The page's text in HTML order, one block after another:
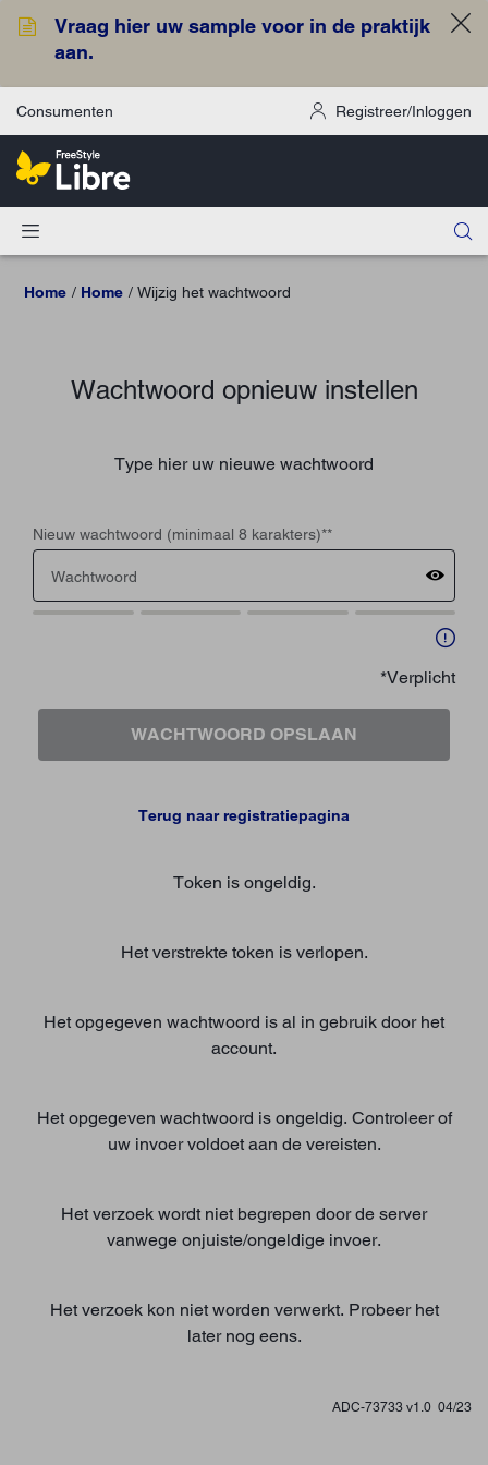
Vraag hier uw sample voor in de praktijk
aan.
Consumenten Registreer/Inloggen
Home Home Wijzig het wachtwoord
Wachtwoord opnieuw instellen
Type hier uw nieuwe wachtwoord
Nieuw wachtwoord (minimaal 8 karakters)**
*Verplicht
WACHTWOORD OPSLAAN
Terug naar registratiepagina
Token is ongeldig.
Het verstrekte token is verlopen.
Het opgegeven wachtwoord is al in gebruik door het
account.
Het opgegeven wachtwoord is ongeldig. Controleer of
uw invoer voldoet aan de vereisten.
Het verzoek wordt niet begrepen door de server
vanwege onjuiste/ongeldige invoer.
Het verzoek kon niet worden verwerkt. Probeer het
later nog eens.
ADC-73733 v1.0 04/23